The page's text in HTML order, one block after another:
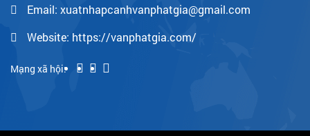
Email: xuatnhapcanhvanphatgia@gmail.com
Website: https://vanphatgia.com/
Mạng xã hội: